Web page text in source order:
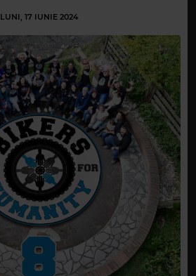
LUNI, 17 IUNIE 2024